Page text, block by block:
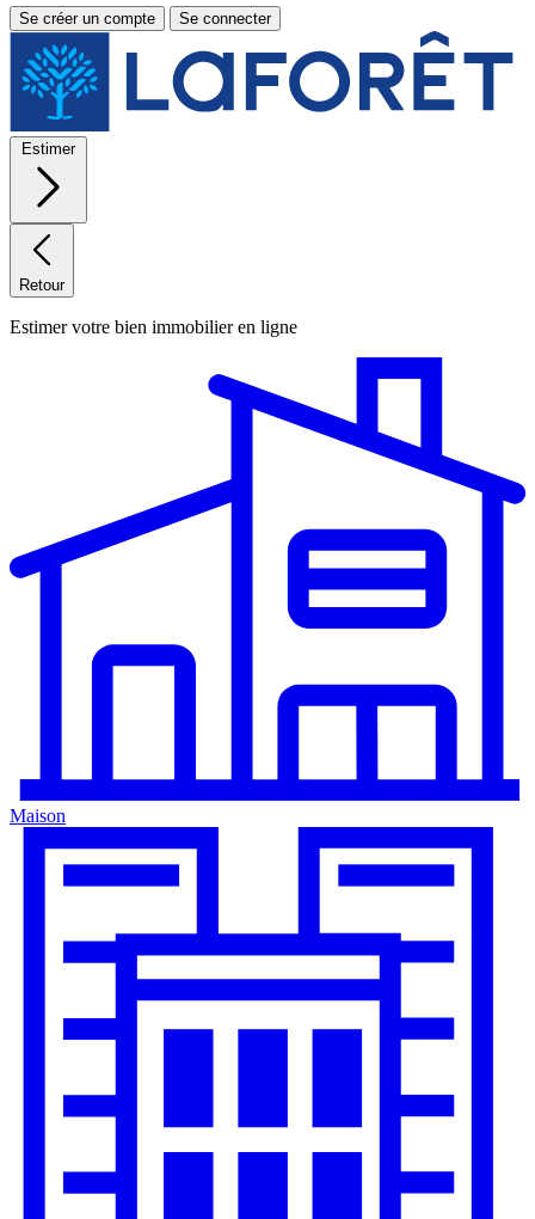
Se créer un compte Se connecter
Estimer
Retour
Estimer votre bien immobilier en ligne
Maison